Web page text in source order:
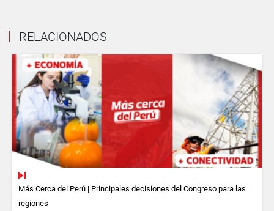
RELACIONADOS
Más Cerca del Perú | Principales decisiones del Congreso para las
regiones